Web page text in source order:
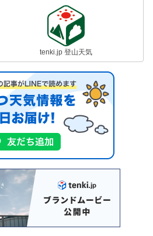
tenki.jp 登山天気